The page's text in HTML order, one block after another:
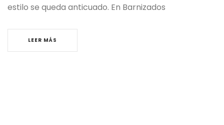
estilo se queda anticuado. En Barnizados
LEER MÁS